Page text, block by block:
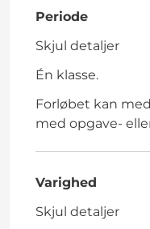
Periode
Skjul detaljer
Én klasse.
Forløbet kan
med opgave-
Varighed
Skjul detaljer